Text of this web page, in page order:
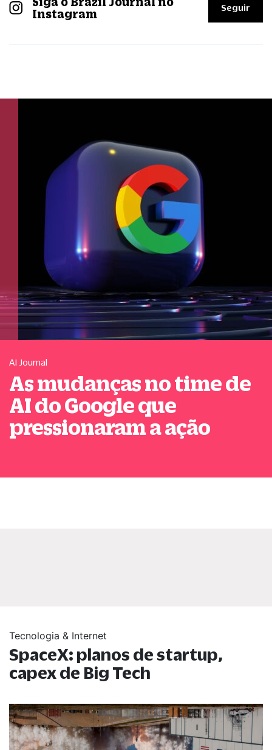
Instagram
Seguir
AI Journal
As mudanças no time de
AI do Google que
pressionaram a ação
Tecnologia & Internet
SpaceX: planos de startup,
capex de Big Tech